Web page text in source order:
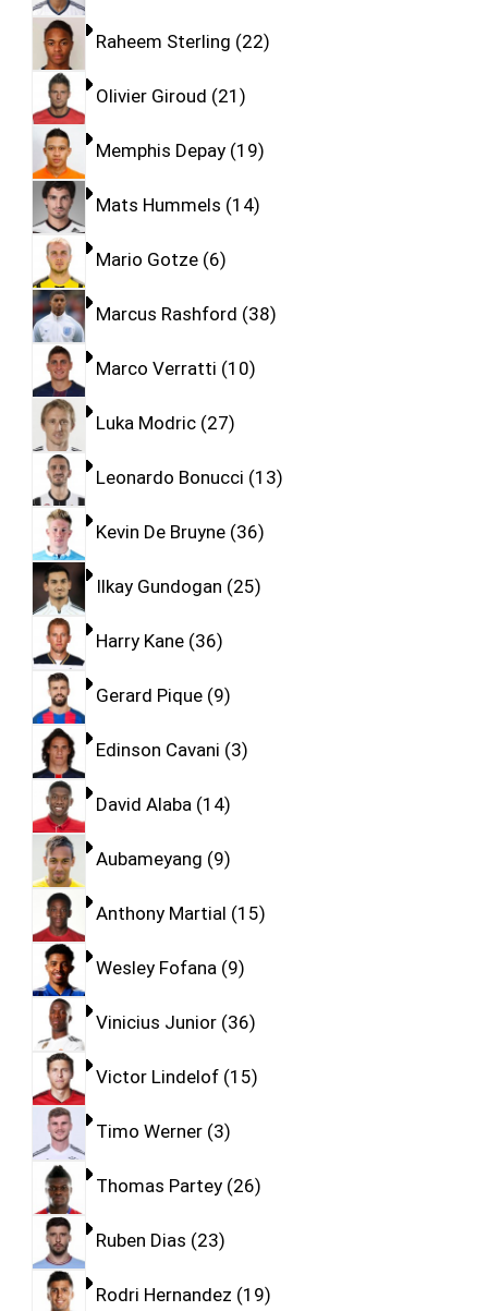
Raheem Sterling 22
Olivier Giroud 21
Memphis Depay 19
Mats Hummels 14
Mario Gotze 6
Marcus Rashford 38
Marco Verratti 10
Luka Modric 27
Leonardo Bonucci 13
Kevin De Bruyne 36
Ilkay Gundogan 25
Harry Kane 36
Gerard Pique 9
Edinson Cavani 3
David Alaba 14
Aubameyang 9
Anthony Martial 15
Wesley Fofana 9
Vinicius Junior 36
Victor Lindelof 15
Timo Werner 3
Thomas Partey 26
Ruben Dias 23
Rodri Hernandez 19